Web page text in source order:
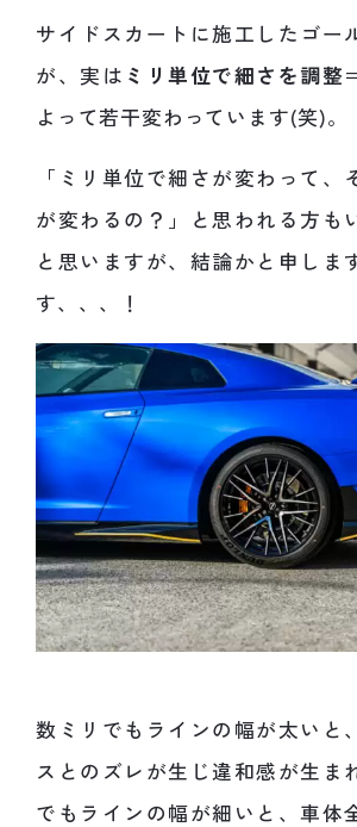
サイドスカートに施工したゴー
が、実は ミリ単位で細さを調整
よって若干変わっています(笑)。
「ミリ単位で細さが変わって、
が変わるの？」と思われる方も
と思いますが、結論かと申しま
す、、、！
数ミリでもラインの幅が太いと
スとのズレが生じ違和感が生ま
でもラインの幅が細いと、車体